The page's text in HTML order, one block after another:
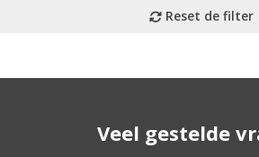
Veel gestelde